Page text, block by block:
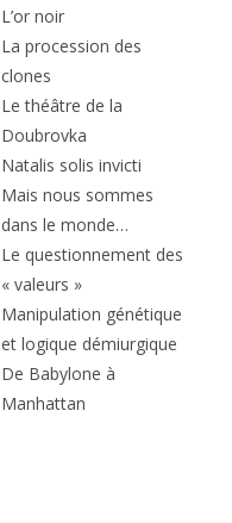
L’or noir
La procession des
clones
Le théâtre de la
Doubrovka
Natalis solis invicti
Mais nous sommes
dans le monde…
Le questionnement des
« valeurs »
Manipulation génétique
et logique démiurgique
De Babylone à
Manhattan